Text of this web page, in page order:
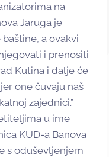
na
Jaruga je
a ovakvi
i prenositi
Kutina i dalje će
one čuvaju naš
zajednici.”
u ime
KUD-a Banova
s oduševljenjem